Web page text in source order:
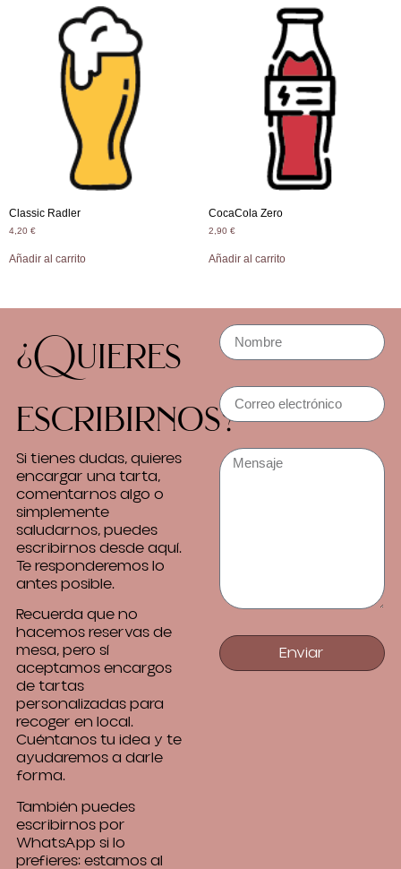
Classic Radler
4,20 €
Añadir al carrito
CocaCola Zero
2,90 €
Añadir al carrito
¿Quieres
escribirnos?
Si tienes dudas, quieres
encargar una tarta,
comentarnos algo o
simplemente
saludarnos, puedes
escribirnos desde aquí.
Te responderemos lo
antes posible.
Recuerda que no
hacemos reservas de
mesa, pero sí
aceptamos encargos
de tartas
personalizadas para
recoger en local.
Cuéntanos tu idea y te
ayudaremos a darle
forma.
También puedes
escribirnos por
WhatsApp si lo
prefieres: estamos al
Enviar